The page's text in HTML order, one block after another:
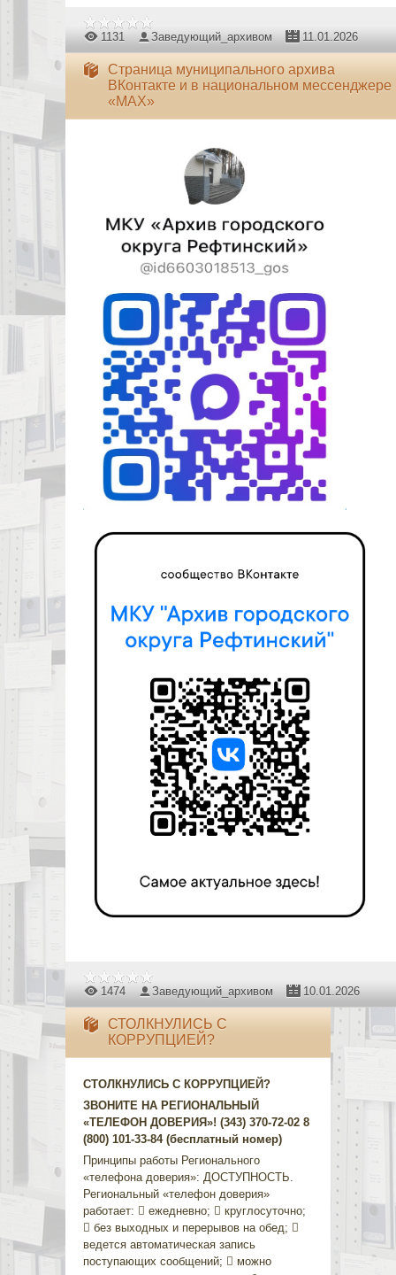
1131 Заведующий_архивом 11.01.2026
Страница муниципального архива
ВКонтакте и в национальном мессенджере
«МАХ»
1474 Заведующий_архивом 10.01.2026
СТОЛКНУЛИСЬ С
КОРРУПЦИЕЙ?
СТОЛКНУЛИСЬ С КОРРУПЦИЕЙ?
ЗВОНИТЕ НА РЕГИОНАЛЬНЫЙ
«ТЕЛЕФОН ДОВЕРИЯ»! (343) 370-72-02 8
(800) 101-33-84 (бесплатный номер)
Принципы работы Регионального
«телефона доверия»: ДОСТУПНОСТЬ.
Региональный «телефон доверия»
работает:  ежедневно;  круглосуточно;
 без выходных и перерывов на обед; 
ведется автоматическая запись
поступающих сообщений;  можно